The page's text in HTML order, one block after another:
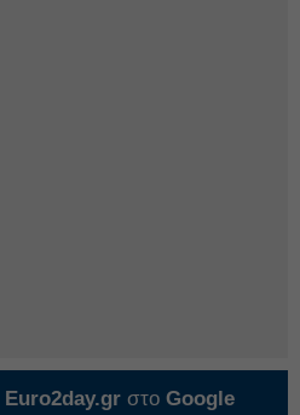
Euro2day.gr στο Google